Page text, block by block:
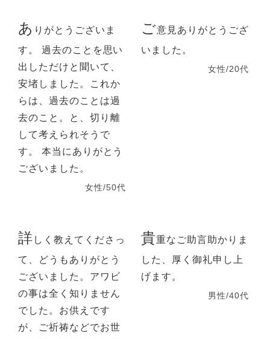
あ りがとうございま
す。 過去のことを思い
出しただけと聞いて、
安堵しました。これか
らは、過去のことは過
去のこと。と、切り離
して考えられそうで
す。 本当にありがとう
ございました。
女性/50代
ご意見ありがとうござ
いました。
女性/20代
詳 しく教えてくださっ
て、どうもありがとう
ございました。アワビ
の事は全く知りません
でした。お供えです
が、ご祈祷などでお世
貴重なご助言助かりま
した、厚く御礼申し上
げます。
男性/40代